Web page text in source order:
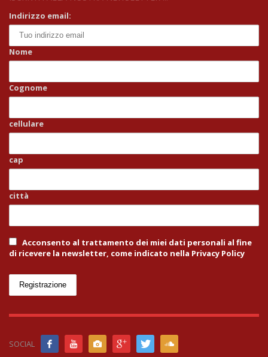
Indirizzo email:
Nome
Cognome
cellulare
cap
città
Acconsento al trattamento dei miei dati personali al fine
di ricevere la newsletter, come indicato nella Privacy Policy
SOCIAL